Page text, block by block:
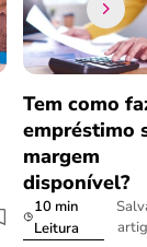
Tem como
empréstimo
margem
disponível?
10 min
Leitura